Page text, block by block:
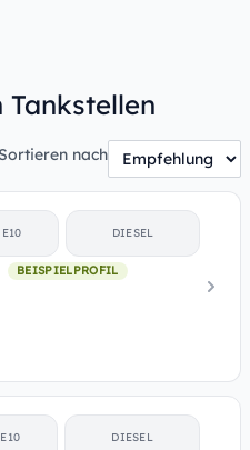
Sortieren nach
DIESEL
BEISPIELPROFIL
DIESEL